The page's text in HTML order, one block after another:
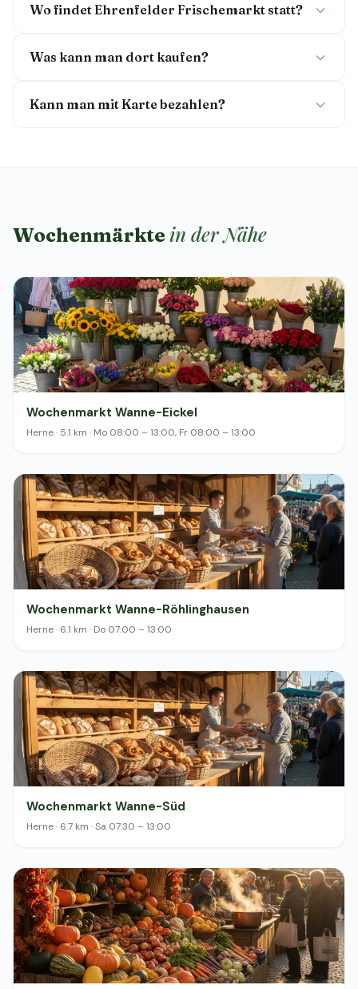
Wo findet Ehrenfelder Frischemarkt statt?
Was kann man dort kaufen?
Kann man mit Karte bezahlen?
Wochenmärkte in der Nähe
Wochenmarkt Wanne-Eickel
Herne · 5.1 km · Mo 08:00 – 13:00, Fr 08:00 – 13:00
Wochenmarkt Wanne-Röhlinghausen
Herne · 6.1 km · Do 07:00 – 13:00
Wochenmarkt Wanne-Süd
Herne · 6.7 km · Sa 07:30 – 13:00